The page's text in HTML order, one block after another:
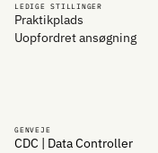
LEDIGE STILLINGER
Praktikplads
Uopfordret ansøgning
GENVEJE
CDC | Data Controller